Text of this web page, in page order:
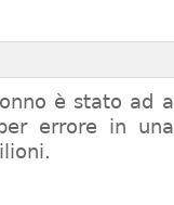
è stato ad
errore in